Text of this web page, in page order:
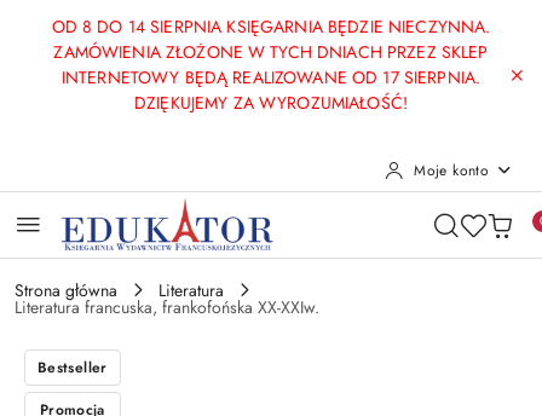
Przejdź do treści głównej
Przejdź do wyszukiwarki
Przejdź do moje konto
Przejdź do menu głównego
Przejdź do opisu produktu
Przejdź do stopki
OD 8 DO 14 SIERPNIA KSIĘGARNIA BĘDZIE NIECZYNNA.
ZAMÓWIENIA ZŁOŻONE W TYCH DNIACH PRZEZ SKLEP
INTERNETOWY BĘDĄ REALIZOWANE OD 17 SIERPNIA.
DZIĘKUJEMY ZA WYROZUMIAŁOŚĆ!
Moje konto
Strona główna Literatura
Literatura francuska, frankofońska XX-XXIw.
Bestseller
Promocja